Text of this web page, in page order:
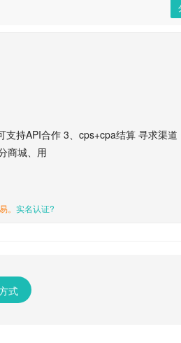
持API合作 3、cps+cpa结算 寻求渠
商城、用
。 实名认证?
式